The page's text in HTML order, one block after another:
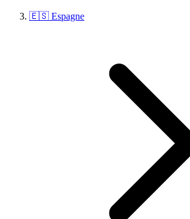
🇪🇸 Espagne